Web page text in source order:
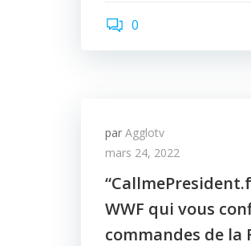
0
par Agglotv
mars 24, 2022
WWF qui vous
commandes de la